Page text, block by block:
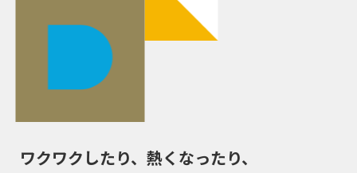
ワクワクしたり、熱くなったり、